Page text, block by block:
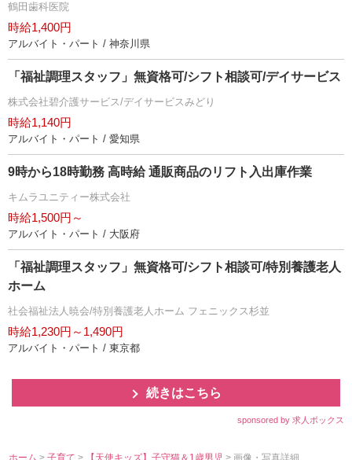
鶴田歯科医院
時給1,400円
アルバイト・パート / 神奈川県
「福祉調理スタッフ」無資格可/シフト相談可/デイサービス
株式会社碧介護サービス/デイサービスみどり
時給1,140円
アルバイト・パート / 愛知県
9時から18時勤務 高時給 通販商品のリフト入出庫作業
キムラユニティー株式会社
時給1,500円～
アルバイト・パート / 大阪府
「福祉調理スタッフ」無資格可/シフト相談可/特別養護老人
ホーム
社会福祉法人暁会/特別養護老人ホーム フェニックス杉並
時給1,230円～1,490円
アルバイト・パート / 東京都
続きはこちら
sponsored by 求人ボックス